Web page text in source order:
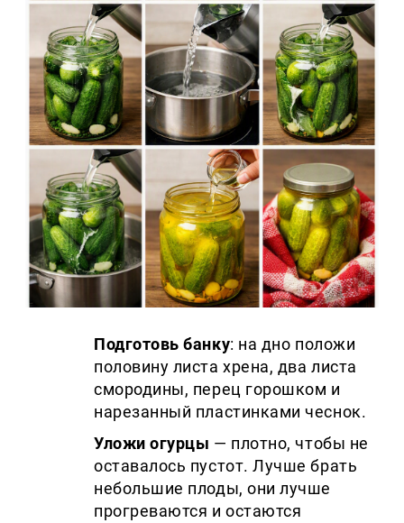
Подготовь банку: на дно положи
половину листа хрена, два листа
смородины, перец горошком и
нарезанный пластинками чеснок.
Уложи огурцы — плотно, чтобы не
оставалось пустот. Лучше брать
небольшие плоды, они лучше
прогреваются и остаются